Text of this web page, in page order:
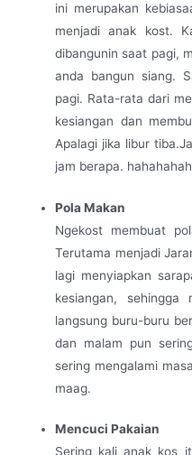
ini merupakan
menjadi anak kost.
dibangunin saat pagi,
anda bangun siang.
pagi. Rata-rata dari
kesiangan dan
Apalagi jika libur
jam berapa. hahahahah
Pola Makan
Ngekost membuat
Terutama menjadi
lagi menyiapkan
kesiangan,
langsung buru-buru
dan malam pun
sering mengalami
maag.
Mencuci Pakaian
Sering kali anak kos